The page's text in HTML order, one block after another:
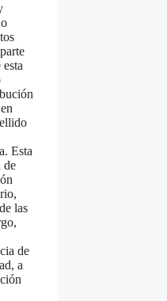
Esta
de
las
de
a